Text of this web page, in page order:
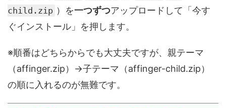
child.zip ）を一つずつアップロードして「今す
ぐインストール」を押します。
※順番はどちらからでも大丈夫ですが、親テーマ
（affinger.zip）→子テーマ（affinger-child.zip）
の順に入れるのが無難です。